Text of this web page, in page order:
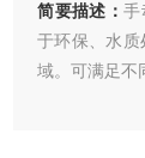
简要描述：手
于环保、水
域。可满足不